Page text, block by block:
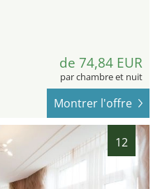
de 74,84 EUR
par chambre et nuit
Montrer l'offre
12